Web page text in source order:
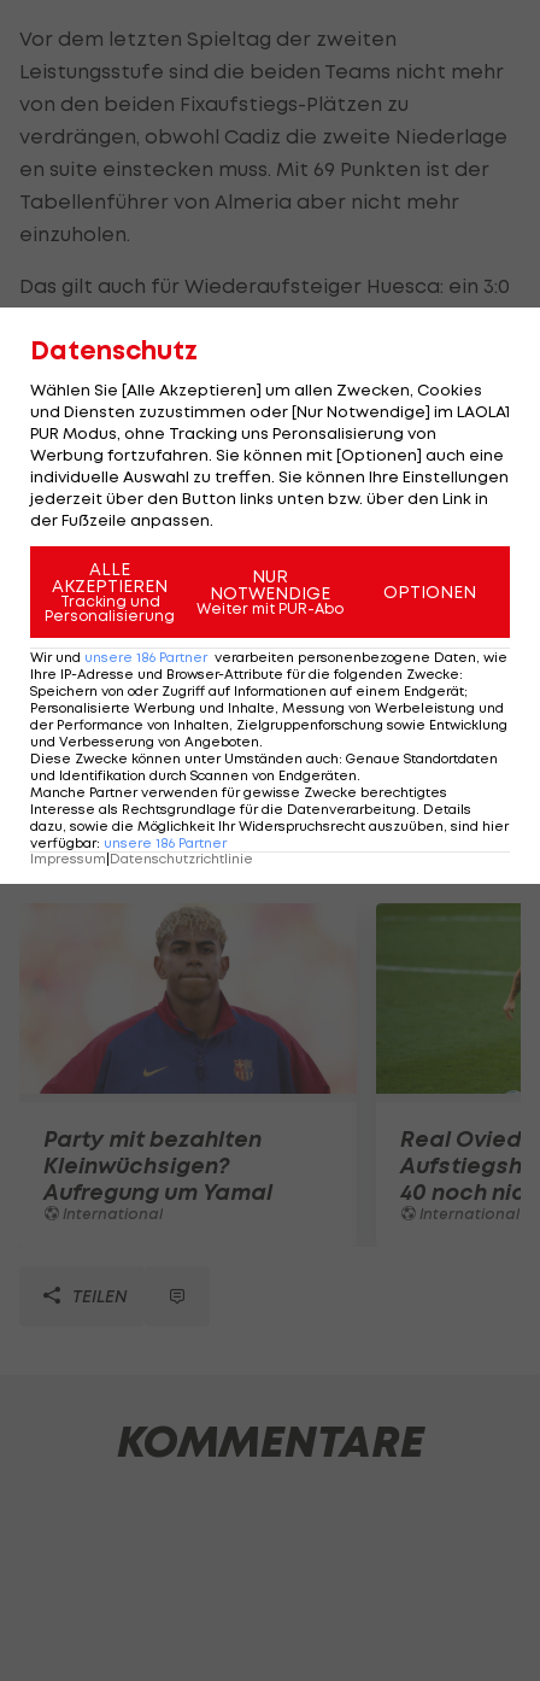
Vor dem letzten Spieltag der zweiten
Leistungsstufe sind die beiden Teams nicht mehr
von den beiden Fixaufstiegs-Plätzen zu
verdrängen, obwohl Cadiz die zweite Niederlage
en suite einstecken muss. Mit 69 Punkten ist der
Tabellenführer von Almeria aber nicht mehr
einzuholen.
Das gilt auch für Wiederaufsteiger Huesca: ein 3:0
Almeria aufzubauen.
Der dritte Aufsteiger wird in einem Playoff der
Ränge drei bis sechs ermittelt. Neben Almeria
werden daran auch derFC Gironaund Real
Saragossa fix teilnehmen. Um den letzten Platz
streiten sich am letzten Spieltag Fuenlabrada
(6./60 Punkte), der FC Elche (7./58) und Rayo
Vallecano (8./57).
Der legendäre Durchmarsch des FC
Wacker Tirol I #Zwarakonferenz History
Zwarakonferenz
Am Stammtisch
Christopher Knett
Stammtisch
Mehr zum Thema
Party mit bezahlten
Kleinwüchsigen?
Aufregung um Yamal
International
Real
40 noch
International
TEILEN
KOMMENTARE
Datenschutz
Wählen Sie [Alle Akzeptieren] um allen Zwecken, Cookies
und Diensten zuzustimmen oder [Nur Notwendige] im LAOLA1
PUR Modus, ohne Tracking uns Peronsalisierung von
Werbung fortzufahren. Sie können mit [Optionen] auch eine
individuelle Auswahl zu treffen. Sie können Ihre Einstellungen
jederzeit über den Button links unten bzw. über den Link in
der Fußzeile anpassen.
ALLE
AKZEPTIEREN
Tracking und
Personalisierung
NUR
NOTWENDIGE
Weiter mit PUR-Abo
OPTIONEN
Wir und unsere 186 Partner verarbeiten personenbezogene Daten, wie
Ihre IP-Adresse und Browser-Attribute für die folgenden Zwecke:
Speichern von oder Zugriff auf Informationen auf einem Endgerät;
Personalisierte Werbung und Inhalte, Messung von Werbeleistung und
der Performance von Inhalten, Zielgruppenforschung sowie Entwicklung
und Verbesserung von Angeboten.
Diese Zwecke können unter Umständen auch: Genaue Standortdaten
und Identifikation durch Scannen von Endgeräten.
Manche Partner verwenden für gewisse Zwecke berechtigtes
Interesse als Rechtsgrundlage für die Datenverarbeitung. Details
dazu, sowie die Möglichkeit Ihr Widerspruchsrecht auszuüben, sind hier
verfügbar: unsere 186 Partner
Impressum Datenschutzrichtlinie